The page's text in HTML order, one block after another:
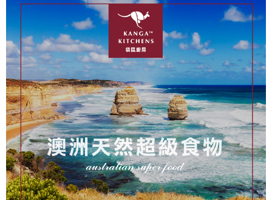
每筆NT$100，滿NT$899(含以上)免運費
離島宅配
每筆NT$100，滿NT$899(含以上)免運費